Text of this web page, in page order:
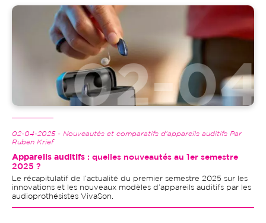
Image
02-04-2025 - Nouveautés et comparatifs d'appareils auditifs Par
Ruben Krief
Appareils auditifs : quelles nouveautés au 1er semestre
2025 ?
Le récapitulatif de l’actualité du premier semestre 2025 sur les
innovations et les nouveaux modèles d’appareils auditifs par les
audioprothésistes VivaSon.